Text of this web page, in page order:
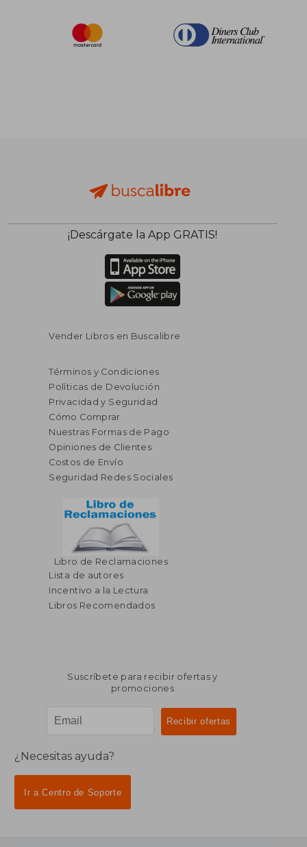
$ 130.13 40%
45%
dcto.
$ 103.48
$ 56.91
¡Descárgate la App GRATIS!
Vender Libros en Buscalibre
Términos y Condiciones
Políticas de Devolución
Privacidad y Seguridad
Cómo Comprar
Nuestras Formas de Pago
Opiniones de Clientes
Costos de Envío
Seguridad Redes Sociales
Libro de Reclamaciones
Lista de autores
Incentivo a la Lectura
Libros Recomendados
Suscríbete para recibir ofertas y
promociones
¿Necesitas ayuda?
Ir a Centro de Soporte